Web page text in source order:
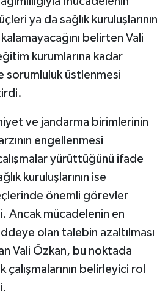
ya da sağlık kuruluşlarının
kalamayacağını belirten Vali
kurumlarına kadar
sorumluluk üstlenmesi
ve jandarma birimlerinin
engellenmesi
yürüttüğünü ifade
kuruluşlarının ise
önemli görevler
Ancak mücadelenin en
olan talebin azaltılması
Vali Özkan, bu noktada
çalışmalarının belirleyici rol